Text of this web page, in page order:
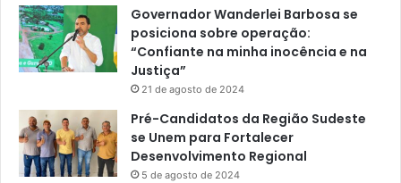
Governador Wanderlei Barbosa se
posiciona sobre operação:
“Confiante na minha inocência e na
Justiça”
21 de agosto de 2024
Pré-Candidatos da Região Sudeste
se Unem para Fortalecer
Desenvolvimento Regional
5 de agosto de 2024